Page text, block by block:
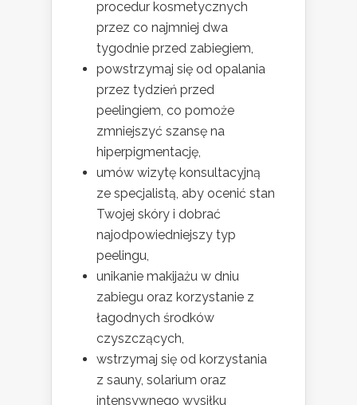
procedur kosmetycznych
przez co najmniej dwa
tygodnie przed zabiegiem,
powstrzymaj się od opalania
przez tydzień przed
peelingiem, co pomoże
zmniejszyć szansę na
hiperpigmentację,
umów wizytę konsultacyjną
ze specjalistą, aby ocenić stan
Twojej skóry i dobrać
najodpowiedniejszy typ
peelingu,
unikanie makijażu w dniu
zabiegu oraz korzystanie z
łagodnych środków
czyszczących,
wstrzymaj się od korzystania
z sauny, solarium oraz
intensywnego wysiłku